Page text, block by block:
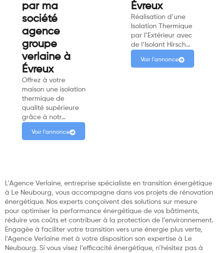
par ma
société
agence
groupe
verlaine à
Évreux
Offrez à votre
maison une isolation
thermique de
qualité supérieure
grâce à notr…
Voir l'annonce
Évreux
Réalisation d’une
Isolation Thermique
par l’Extérieur avec
de l’Isolant Hirsch…
Voir l'annonce
L’Agence Verlaine, entreprise spécialiste en transition énergétique
à Le Neubourg, vous accompagne dans vos projets de rénovation
énergétique. Nos experts conçoivent des solutions sur mesure
pour optimiser la performance énergétique de vos bâtiments,
réduire vos coûts et contribuer à la protection de l’environnement.
Engagée à faciliter votre transition vers une énergie plus verte,
l’Agence Verlaine met à votre disposition son expertise à Le
Neubourg. Si vous visez l’efficacité énergétique, n’hésitez pas à